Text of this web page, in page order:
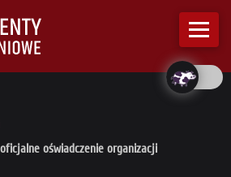
oświadczenie organizacji